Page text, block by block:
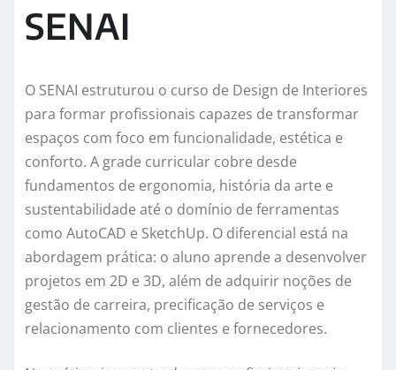
SENAI
O SENAI estruturou o curso de Design de Interiores
para formar profissionais capazes de transformar
espaços com foco em funcionalidade, estética e
conforto. A grade curricular cobre desde
fundamentos de ergonomia, história da arte e
sustentabilidade até o domínio de ferramentas
como AutoCAD e SketchUp. O diferencial está na
abordagem prática: o aluno aprende a desenvolver
projetos em 2D e 3D, além de adquirir noções de
gestão de carreira, precificação de serviços e
relacionamento com clientes e fornecedores.